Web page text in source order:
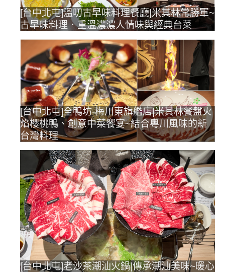
[台中北屯]溫叨古早味料理餐廳|米其林常勝軍~
古早味料理．重溫濃濃人情味與經典台菜
[台中北屯]全鴨坊-梅川東旗艦店|米其林餐盤火
焰櫻桃鴨、創意中菜饗宴~結合粵川風味的新
台灣料理
[台中北屯]老沙茶潮汕火鍋|傳承潮汕美味~暖心